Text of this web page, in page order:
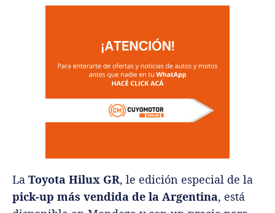
La Toyota Hilux GR, le edición especial de la
pick-up más vendida de la Argentina, está